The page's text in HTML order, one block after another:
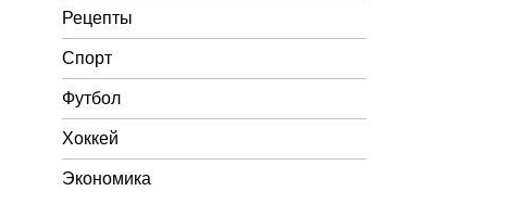
Рецепты
Спорт
Футбол
Хоккей
Экономика